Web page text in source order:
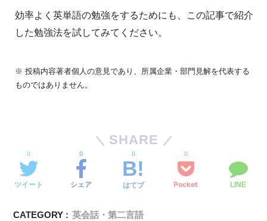
効率よく英単語の勉強をするためにも、この記事で紹介
した勉強法を試してみてください。
※ 投稿内容著者個人の意見であり、所属企業・部門見解を代表する
ものではありません。
SHARE
ツイート
0
シェア
0
はてブ
0
Pocket
0
LINE
CATEGORY : 英会話・第二言語